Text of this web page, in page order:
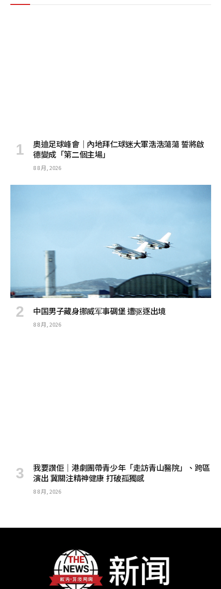
奧迪足球峰會｜內地拜仁球迷大軍浩浩蕩蕩 誓將啟
德變成「第二個主場」
8 8 月, 2026
中国男子藏身挪威军事碉堡 遭驱逐出境
8 8 月, 2026
我要讚佢｜港劇團帶青少年「走訪青山醫院」、跨區
演出 冀關注精神健康 打破孤獨感
8 8 月, 2026